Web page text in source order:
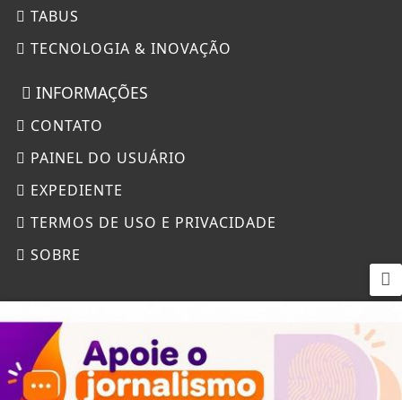
TABUS
TECNOLOGIA & INOVAÇÃO
INFORMAÇÕES
CONTATO
PAINEL DO USUÁRIO
EXPEDIENTE
TERMOS DE USO E PRIVACIDADE
SOBRE